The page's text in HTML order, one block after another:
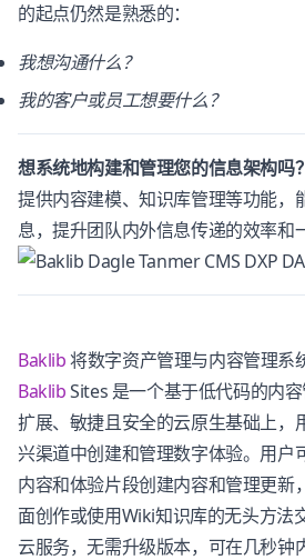
的起点仍然是熟悉的：
我想沟通什么？
我的客户或员工想要什么？
想系统地构建和管理您的信息架构吗？
提供内容建模、知识库管理等功能，
息，提升团队内外信息传递的效率和
Baklib将数字资产管理与内容管理系
BaklibSites 是一个基于低代码的内
扩展、敏捷且安全的云原生基础上，
兴渠道中创建和管理数字体验。用户
内容和体验片段创建内容和管理更新
面创作或使用Wiki知识库的无头方法
云服务，无需升级版本，可在几秒钟